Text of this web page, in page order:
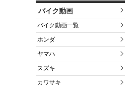
バイク動画
バイク動画一覧
ホンダ
ヤマハ
スズキ
カワサキ